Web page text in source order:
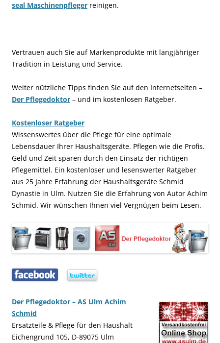
seal Maschinenpfleger reinigen.
Vertrauen auch Sie auf Markenprodukte mit langjähriger
Tradition in Leistung und Service.
Weiter nützliche Tipps finden Sie auf den Internetseiten –
Der Pflegedoktor – und im kostenlosen Ratgeber.
Kostenloser Ratgeber
Wissenswertes über die Pflege für eine optimale
Lebensdauer Ihrer Haushaltsgeräte. Pflegen wie die Profis.
Geld und Zeit sparen durch den Einsatz der richtigen
Pflegemittel. Ein kostenloser und lesenswerter Ratgeber
aus 25 Jahre Erfahrung der Haushaltsgeräte Schmid
Dynastie in Ulm. Nutzen Sie die Erfahrung von Autor Achim
Schmid. Wir wünschen Ihnen viel Vergnügen beim Lesen.
Der Pflegedoktor – AS Ulm Achim
Schmid
Ersatzteile & Pflege für den Haushalt
Eichengrund 105, D-89075 Ulm